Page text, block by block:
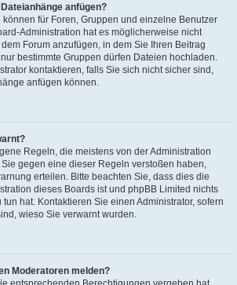
anfügen?
für Foren, Gruppen und einzelne Benutzer
Administration hat es möglicherweise nicht
Forum anzufügen, in dem Sie Ihren Beitrag
bestimmte Gruppen dürfen Dateien hochladen.
kontaktieren, falls Sie sich nicht sicher sind,
anfügen können.
Regeln, die meistens von der Administration
gegen eine dieser Regeln verstoßen haben,
erteilen. Bitte beachten Sie, dass dies die
dieses Boards ist und phpBB Limited nichts
hat. Kontaktieren Sie einen Administrator, sofern
wieso Sie verwarnt wurden.
Moderatoren melden?